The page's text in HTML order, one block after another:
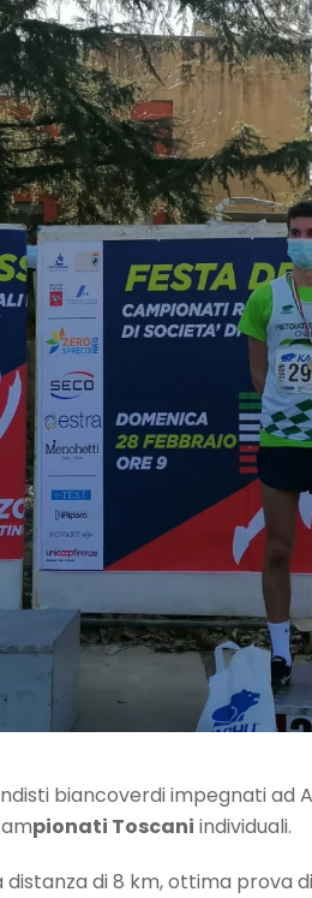
biancoverdi impegnati ad
pionati Toscani individuali.
distanza di 8 km, ottima prova